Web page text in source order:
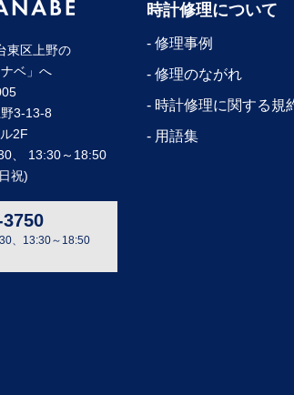
東区上野の
ナベ」へ
3-13-8
2F
、 13:30～18:50
祝)
、13:30～18:50
時計修理について
修理事例
修理のながれ
時計修理に関する規
用語集